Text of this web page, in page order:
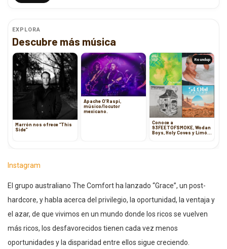
EXPLORA
Descubre más música
Marrón nos ofrece “This
Side”
Apache O’Raspi,
músico/locutor
mexicano.
Roundup
Conoce a
93FEETOFSMOKE, Wodan
Boys, Holy Coves y Limón
Instagram
El grupo australiano The Comfort ha lanzado “Grace”, un post-
hardcore, y habla acerca del privilegio, la oportunidad, la ventaja y
el azar, de que vivimos en un mundo donde los ricos se vuelven
más ricos, los desfavorecidos tienen cada vez menos
oportunidades y la disparidad entre ellos sigue creciendo.